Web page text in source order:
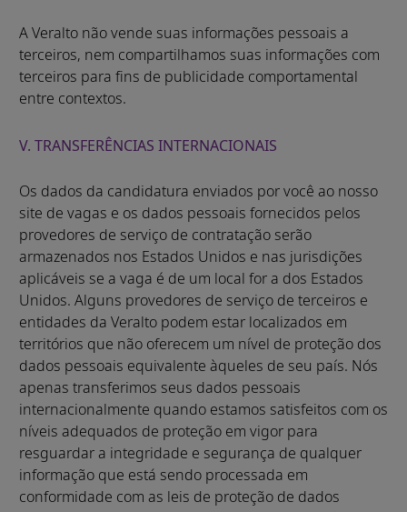
A Veralto não vende suas informações pessoais a
terceiros, nem compartilhamos suas informações com
terceiros para fins de publicidade comportamental
entre contextos.
V. TRANSFERÊNCIAS INTERNACIONAIS
Os dados da candidatura enviados por você ao nosso
site de vagas e os dados pessoais fornecidos pelos
provedores de serviço de contratação serão
armazenados nos Estados Unidos e nas jurisdições
aplicáveis se a vaga é de um local for a dos Estados
Unidos. Alguns provedores de serviço de terceiros e
entidades da Veralto podem estar localizados em
territórios que não oferecem um nível de proteção dos
dados pessoais equivalente àqueles de seu país. Nós
apenas transferimos seus dados pessoais
internacionalmente quando estamos satisfeitos com os
níveis adequados de proteção em vigor para
resguardar a integridade e segurança de qualquer
informação que está sendo processada em
conformidade com as leis de proteção de dados